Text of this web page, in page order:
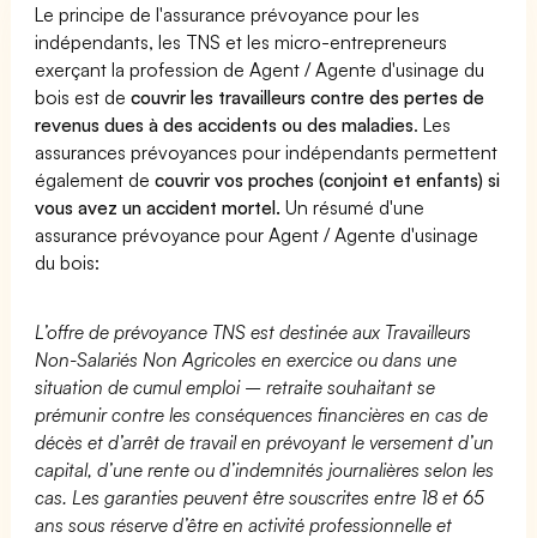
Le principe de l'assurance prévoyance pour les
indépendants, les TNS et les micro-entrepreneurs
exerçant la profession de Agent / Agente d'usinage du
bois est decouvrir les travailleurs contre des pertes de
revenus dues à des accidents ou des maladies. Les
assurances prévoyances pour indépendants permettent
également decouvrir vos proches (conjoint et enfants) si
vous avez un accident mortel. Un résumé d'une
assurance prévoyance pour Agent / Agente d'usinage
du bois:
L’offre de prévoyance TNS est destinée aux Travailleurs
Non-Salariés Non Agricoles en exercice ou dans une
situation de cumul emploi – retraite souhaitant se
prémunir contre les conséquences financières en cas de
décès et d’arrêt de travail en prévoyant le versement d’un
capital, d’une rente ou d’indemnités journalières selon les
cas. Les garanties peuvent être souscrites entre 18 et 65
ans sous réserve d’être en activité professionnelle et